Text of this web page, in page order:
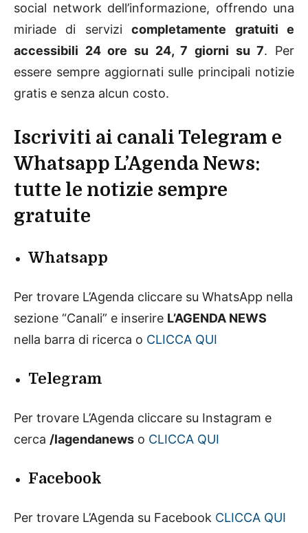
social network dell’informazione, offrendo una
miriade di servizicompletamente gratuiti e
accessibili 24 ore su 24, 7 giorni su 7. Per
essere sempre aggiornati sulle principali notizie
gratis e senza alcun costo.
Iscriviti ai canali Telegram e
Whatsapp L’Agenda News:
tutte le notizie sempre
gratuite
Whatsapp
Per trovare L’Agenda cliccare su WhatsApp nella
sezione “Canali” e inserire L’AGENDA NEWS
nella barra di ricerca o CLICCA QUI
Telegram
Per trovare L’Agenda cliccare su Instagram e
cerca /lagendanews o CLICCA QUI
Facebook
Per trovare L’Agenda su Facebook CLICCA QUI